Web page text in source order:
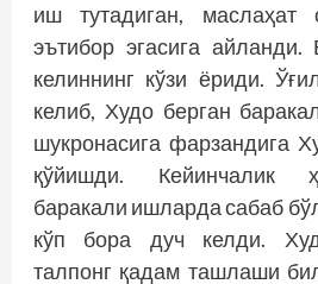
иш тутадиган, маслаҳат
эътибор эгасига
келиннинг кўзи ёриди.
келиб, Худо берган
шукронасига фарзандига
қўйишди. Кейинчалик
баракали ишларда сабаб
кўп бора дуч келди.
талпонг қадам ташлаши